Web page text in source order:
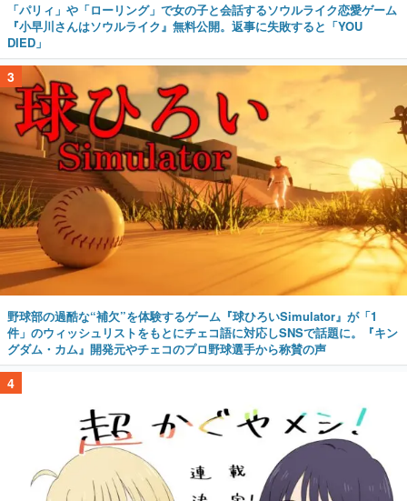
「パリィ」や「ローリング」で女の子と会話するソウルライク恋愛ゲーム
『小早川さんはソウルライク』無料公開。返事に失敗すると「YOU
DIED」
3
野球部の過酷な“補欠”を体験するゲーム『球ひろいSimulator』が「1
件」のウィッシュリストをもとにチェコ語に対応しSNSで話題に。『キン
グダム・カム』開発元やチェコのプロ野球選手から称賛の声
4